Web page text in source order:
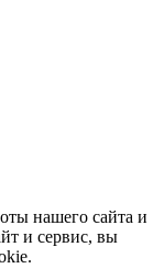
нашего сайта и
и сервис, вы